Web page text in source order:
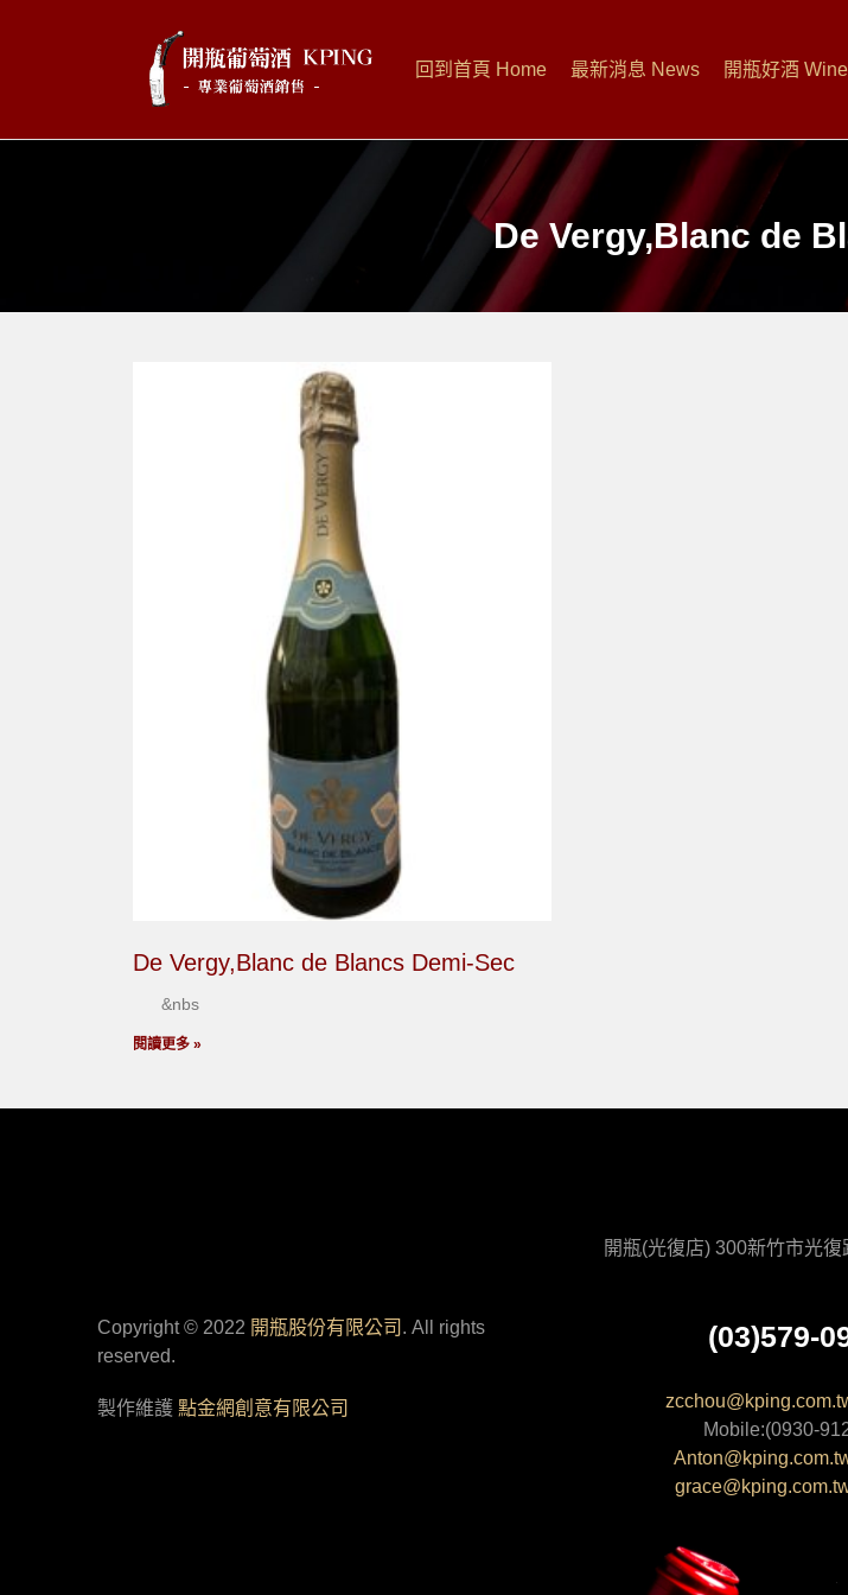
回到首頁 Home 最新消息 News 開瓶好酒 Wine
De Vergy,Blanc de
De Vergy,Blanc de Blancs Demi-Sec
&nbs
閱讀更多 »
Copyright © 2022 開瓶股份有限公司 . All rights
reserved.
製作維護 點金網創意有限公司
開瓶(光復店) 300新竹市光
(03)579-
Mobile:(0930-